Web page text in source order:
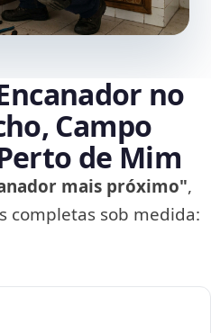
no
Campo
de Mim
mais próximo",
completas sob medida: